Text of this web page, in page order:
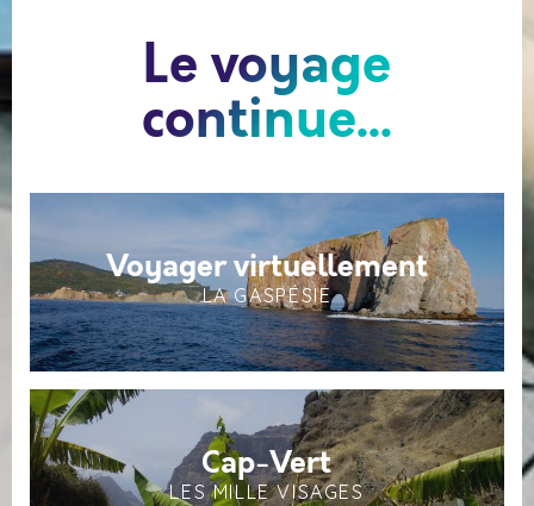
Le voyage
continue...
Voyager virtuellement
LA GASPÉSIE
Cap-Vert
LES MILLE VISAGES